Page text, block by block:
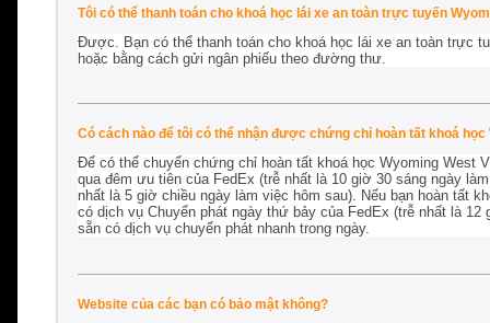
Tôi có thể thanh toán cho khoá học lái xe an toàn trực tuyến
Được. Bạn có thể thanh toán cho khoá học lái xe an toàn trực
hoặc bằng cách gửi ngân phiếu theo đường thư.
Có cách nào để tôi có thể nhận được chứng chỉ hoàn tất khoá
Để có thể chuyển chứng chỉ hoàn tất khoá học Wyoming West
qua đêm ưu tiên của FedEx (trễ nhất là 10 giờ 30 sáng ngày
nhất là 5 giờ chiều ngày làm việc hôm sau). Nếu bạn hoàn tất
có dịch vụ Chuyển phát ngày thứ bảy của FedEx (trễ nhất là
sẵn có dịch vụ chuyển phát nhanh trong ngày.
Website của các bạn có bảo mật không?